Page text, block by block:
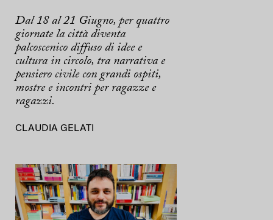
Dal 18 al 21 Giugno, per quattro
giornate la città diventa
palcoscenico diffuso di idee e
cultura in circolo, tra narrativa e
pensiero civile con grandi ospiti,
mostre e incontri per ragazze e
ragazzi.
CLAUDIA GELATI